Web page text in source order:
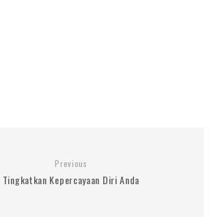
Previous
Tingkatkan Kepercayaan Diri Anda